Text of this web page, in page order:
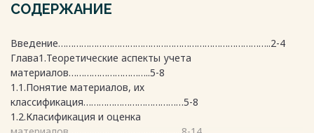
СОДЕРЖАНИЕ
Введение………………………………………………………………………..2-4
Глава1.Теоретические аспекты учета
материалов…………………………..5-8
1.1.Понятие материалов, их
классификация…………………………………5-8
1.2.Класификация и оценка